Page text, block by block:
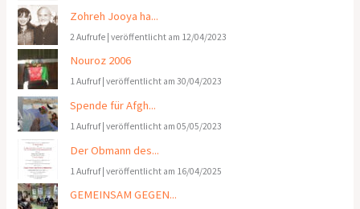
Zohreh Jooya ha...
2 Aufrufe |veröffentlicht am 12/04/2023
Nouroz 2006
1 Aufruf|veröffentlicht am 30/04/2023
Spende für Afgh...
1 Aufruf|veröffentlicht am 05/05/2023
Der Obmann des...
1 Aufruf|veröffentlicht am 16/04/2025
GEMEINSAM GEGEN...